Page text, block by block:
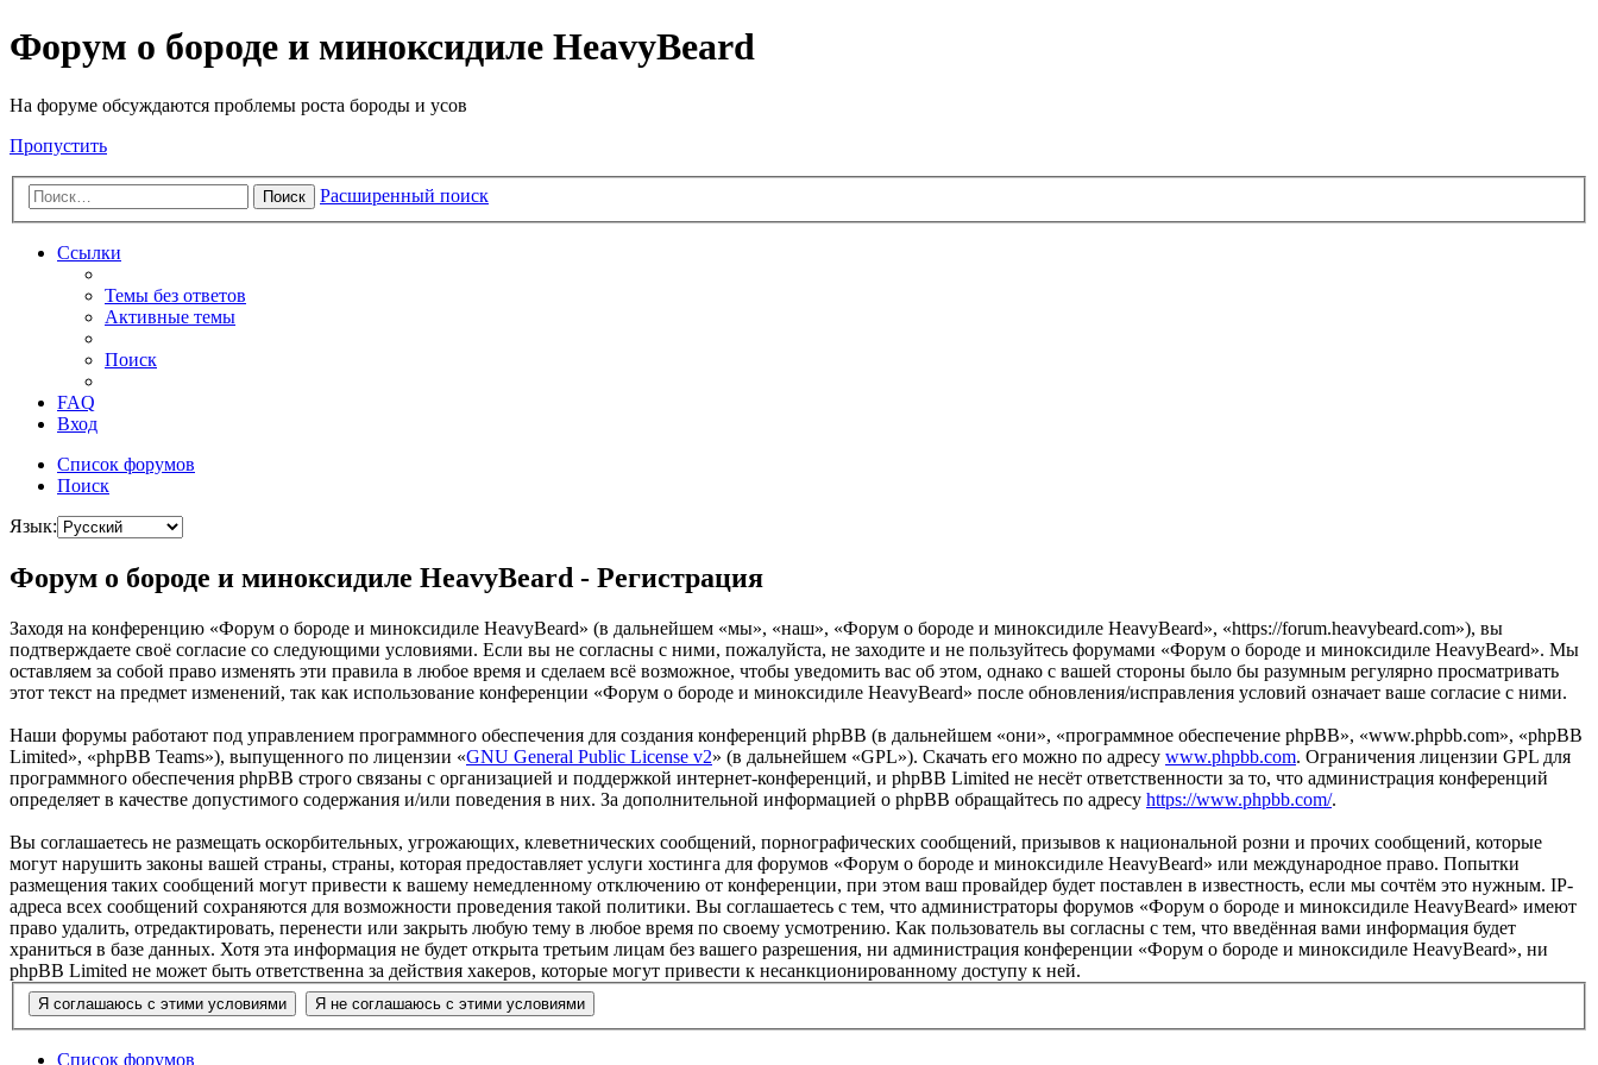
Форум о бороде и миноксидиле HeavyBeard
На форуме обсуждаются проблемы роста бороды и усов
Пропустить
Поиск Расширенный поиск
Ссылки
Темы без ответов
Активные темы
Поиск
FAQ
Вход
Список форумов
Поиск
Язык:
Форум о бороде и миноксидиле HeavyBeard - Регистрация
Заходя на конференцию «Форум о бороде и миноксидиле HeavyBeard» (в дальнейшем «мы», «наш», «Форум о бороде и миноксидиле HeavyBeard», «https://forum.heavybeard.com»), вы
подтверждаете своё согласие со следующими условиями. Если вы не согласны с ними, пожалуйста, не заходите и не пользуйтесь форумами «Форум о бороде и миноксидиле HeavyBeard». Мы
оставляем за собой право изменять эти правила в любое время и сделаем всё возможное, чтобы уведомить вас об этом, однако с вашей стороны было бы разумным регулярно просматривать
этот текст на предмет изменений, так как использование конференции «Форум о бороде и миноксидиле HeavyBeard» после обновления/исправления условий означает ваше согласие с ними.
Наши форумы работают под управлением программного обеспечения для создания конференций phpBB (в дальнейшем «они», «программное обеспечение phpBB», «www.phpbb.com», «phpBB
Limited», «phpBB Teams»), выпущенного по лицензии «GNU General Public License v2» (в дальнейшем «GPL»). Скачать его можно по адресу www.phpbb.com. Ограничения лицензии GPL для
программного обеспечения phpBB строго связаны с организацией и поддержкой интернет-конференций, и phpBB Limited не несёт ответственности за то, что администрация конференций
определяет в качестве допустимого содержания и/или поведения в них. За дополнительной информацией о phpBB обращайтесь по адресу https://www.phpbb.com/.
Вы соглашаетесь не размещать оскорбительных, угрожающих, клеветнических сообщений, порнографических сообщений, призывов к национальной розни и прочих сообщений, которые
могут нарушить законы вашей страны, страны, которая предоставляет услуги хостинга для форумов «Форум о бороде и миноксидиле HeavyBeard» или международное право. Попытки
размещения таких сообщений могут привести к вашему немедленному отключению от конференции, при этом ваш провайдер будет поставлен в известность, если мы сочтём это нужным. IP-
адреса всех сообщений сохраняются для возможности проведения такой политики. Вы соглашаетесь с тем, что администраторы форумов «Форум о бороде и миноксидиле HeavyBeard» имеют
право удалить, отредактировать, перенести или закрыть любую тему в любое время по своему усмотрению. Как пользователь вы согласны с тем, что введённая вами информация будет
храниться в базе данных. Хотя эта информация не будет открыта третьим лицам без вашего разрешения, ни администрация конференции «Форум о бороде и миноксидиле HeavyBeard», ни
phpBB Limited не может быть ответственна за действия хакеров, которые могут привести к несанкционированному доступу к ней.
Список форумов